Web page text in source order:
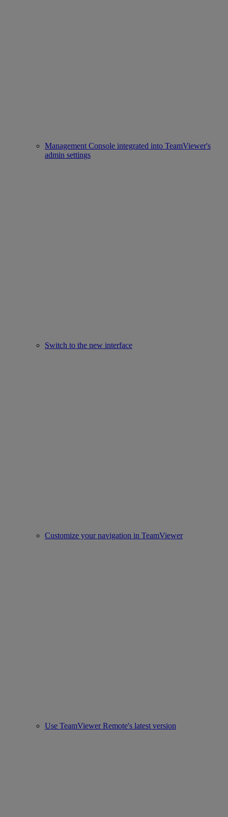
Management Console integrated into TeamViewer's
admin settings
Switch to the new interface
Customize your navigation in TeamViewer
Use TeamViewer Remote's latest version